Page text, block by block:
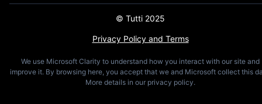
© Tutti 2025
Privacy Policy and Terms
We use Microsoft Clarity to understand how you interact with our site and
improve it. By browsing here, you accept that we and Microsoft collect this
More details in our privacy policy.